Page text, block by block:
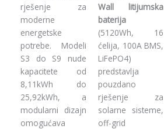
rješenje za
moderne
energetske
potrebe. Modeli
S3 do S9 nude
kapacitete od
8,11kWh do
25,92kWh, a
modularni dizajn
omogućava
Wall litijumska
baterija
(5120Wh, 16
ćelija, 100A BMS,
LiFePO4)
predstavlja
pouzdano
rješenje za
solarne sisteme,
off-grid